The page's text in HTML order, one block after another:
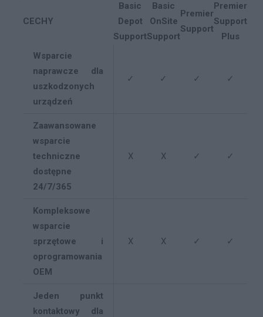
CECHY
Basic
Depot
Support
Basic
OnSite
Support
Premier
Support
Premier
Support
Plus
Wsparcie
naprawcze dla
uszkodzonych
urządzeń
✓ ✓ ✓ ✓
Zaawansowane
wsparcie
techniczne
dostępne
24/7/365
X X ✓ ✓
Kompleksowe
wsparcie
sprzętowe i
oprogramowania
OEM
X X ✓ ✓
Jeden punkt
kontaktowy dla